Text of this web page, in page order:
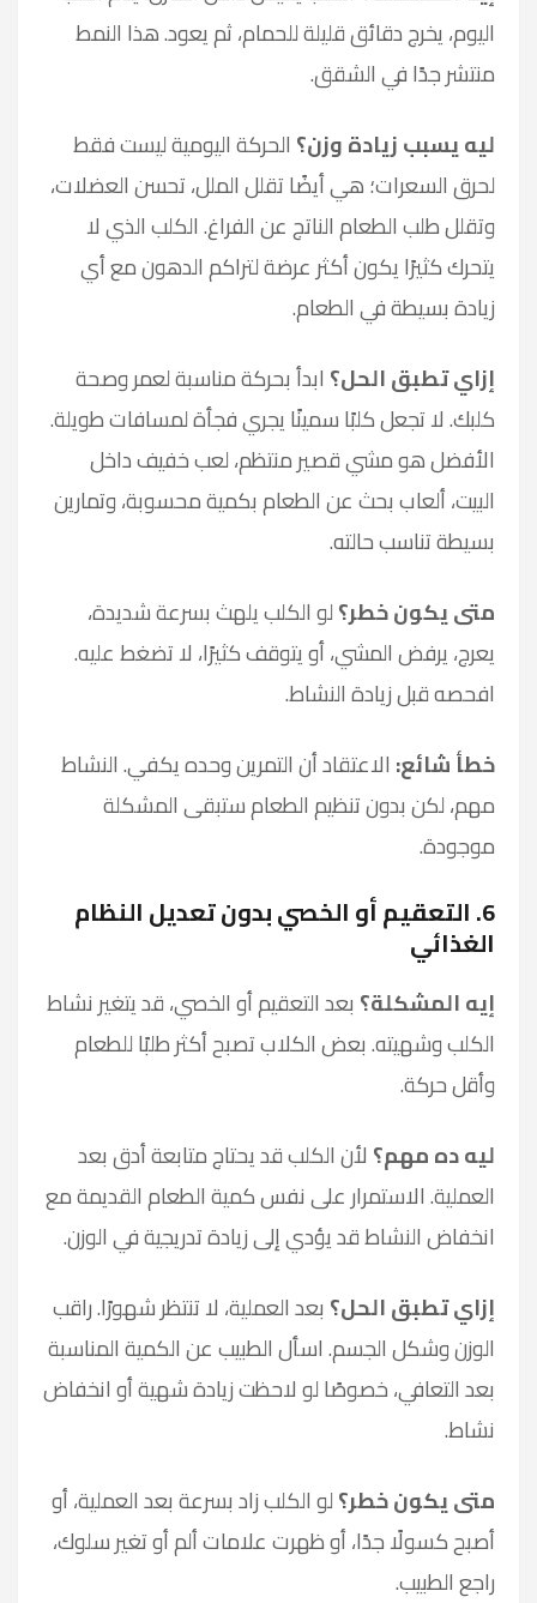
اليوم، يخرج دقائق قليلة للحمام، ثم يعود. هذا النمط
منتشر جدًا في الشقق.
ليه يسبب زيادة وزن؟ الحركة اليومية ليست فقط
لحرق السعرات؛ هي أيضًا تقلل الملل، تحسن العضلات،
وتقلل طلب الطعام الناتج عن الفراغ. الكلب الذي لا
يتحرك كثيرًا يكون أكثر عرضة لتراكم الدهون مع أي
زيادة بسيطة في الطعام.
إزاي تطبق الحل؟ ابدأ بحركة مناسبة لعمر وصحة
كلبك. لا تجعل كلبًا سمينًا يجري فجأة لمسافات طويلة.
الأفضل هو مشي قصير منتظم، لعب خفيف داخل
البيت، ألعاب بحث عن الطعام بكمية محسوبة، وتمارين
بسيطة تناسب حالته.
متى يكون خطر؟لو الكلب يلهث بسرعة شديدة،
يعرج، يرفض المشي، أو يتوقف كثيرًا، لا تضغط عليه.
افحصه قبل زيادة النشاط.
خطأ شائع: الاعتقاد أن التمرين وحده يكفي. النشاط
مهم، لكن بدون تنظيم الطعام ستبقى المشكلة
موجودة.
6. التعقيم أو الخصي بدون تعديل النظام
الغذائي
إيه المشكلة؟ بعد التعقيم أو الخصي، قد يتغير نشاط
الكلب وشهيته. بعض الكلاب تصبح أكثر طلبًا للطعام
وأقل حركة.
ليه ده مهم؟ لأن الكلب قد يحتاج متابعة أدق بعد
العملية. الاستمرار على نفس كمية الطعام القديمة مع
انخفاض النشاط قد يؤدي إلى زيادة تدريجية في الوزن.
إزاي تطبق الحل؟ بعد العملية، لا تنتظر شهورًا. راقب
الوزن وشكل الجسم. اسأل الطبيب عن الكمية المناسبة
بعد التعافي، خصوصًا لو لاحظت زيادة شهية أو انخفاض
نشاط.
متى يكون خطر؟لو الكلب زاد بسرعة بعد العملية، أو
أصبح كسولًا جدًا، أو ظهرت علامات ألم أو تغير سلوك،
راجع الطبيب.